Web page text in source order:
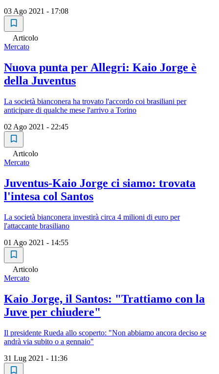
03 Ago 2021 - 17:08
Articolo
Mercato
Nuova punta per Allegri: Kaio Jorge è
della Juventus
La società bianconera ha trovato l'accordo coi brasiliani per
anticipare di qualche mese l'arrivo a Torino
02 Ago 2021 - 22:45
Articolo
Mercato
Juventus-Kaio Jorge ci siamo: trovata
l'intesa col Santos
La società bianconera investirà circa 4 milioni di euro per
l'attaccante brasiliano
01 Ago 2021 - 14:55
Articolo
Mercato
Kaio Jorge, il Santos: "Trattiamo con la
Juve per chiudere"
Il presidente Rueda allo scoperto: "Non abbiamo ancora deciso se
andrà via subito o a gennaio"
31 Lug 2021 - 11:36